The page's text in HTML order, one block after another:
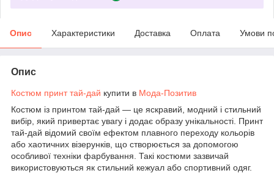
Опис Характеристики Доставка Оплата Умови
Опис
Костюм принт тай-дай купити в Мода-Позитив
Костюм із принтом тай-дай — це яскравий, модний і стильний
вибір, який привертає увагу і додає образу унікальності. Принт
тай-дай відомий своїм ефектом плавного переходу кольорів
або хаотичних візерунків, що створюється за допомогою
особливої техніки фарбування. Такі костюми зазвичай
використовуються як стильний кежуал або спортивний одяг.